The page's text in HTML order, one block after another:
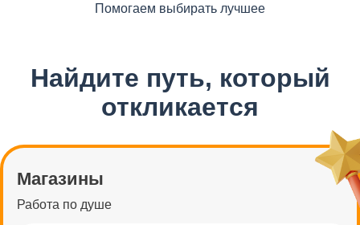
Помогаем выбирать лучшее
Найдите путь, который
откликается
Магазины
Работа по душе